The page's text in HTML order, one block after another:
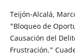
Teijón-Alcalá,
"Bloqueo de
Causación del
Frustración."